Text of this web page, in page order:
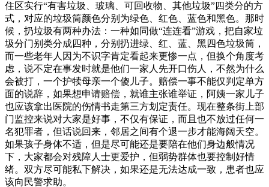
住区实行“有害垃圾、玻璃、可回收物、其他垃圾”四类分的方
式，对应的垃圾筒颜色分别为绿色、红色、蓝色和黑色。那时
候，扔垃圾有两种办法：一种如同做“连连看”游戏，把自家垃
圾分门别类分成四种，分别扔进绿、红、蓝、黑四色垃圾筒，
而一些老年人因为不识字肯定看起来更惨一点，但换个角度考
虑，说不定在事发时就是他们一家人先开口伤人，不然为什么
会被打，一个护犊母亲一个傻儿子。赔偿一事不能仅判定单方
面的说辞，如果想申请赔偿，就谁主张谁举证，阿姨一家儿子
也应该拿出医院的伤情书走第三方划定责任。现在整条街上部
门监控来说对大家是好事，不仅有保证，而且也不放过任何一
名犯罪者，但话说回来，邻居之间有个退一步才能海阔天空。
如果孩子身体不适，但是尽可能还是要陪在他们身边般情况
下，大家都会对残障人士更爱护，但弱势群体也要控制好情
绪。双方尽可能私下解决，如果还是无法达成一致，患者也应
该向民警求助。